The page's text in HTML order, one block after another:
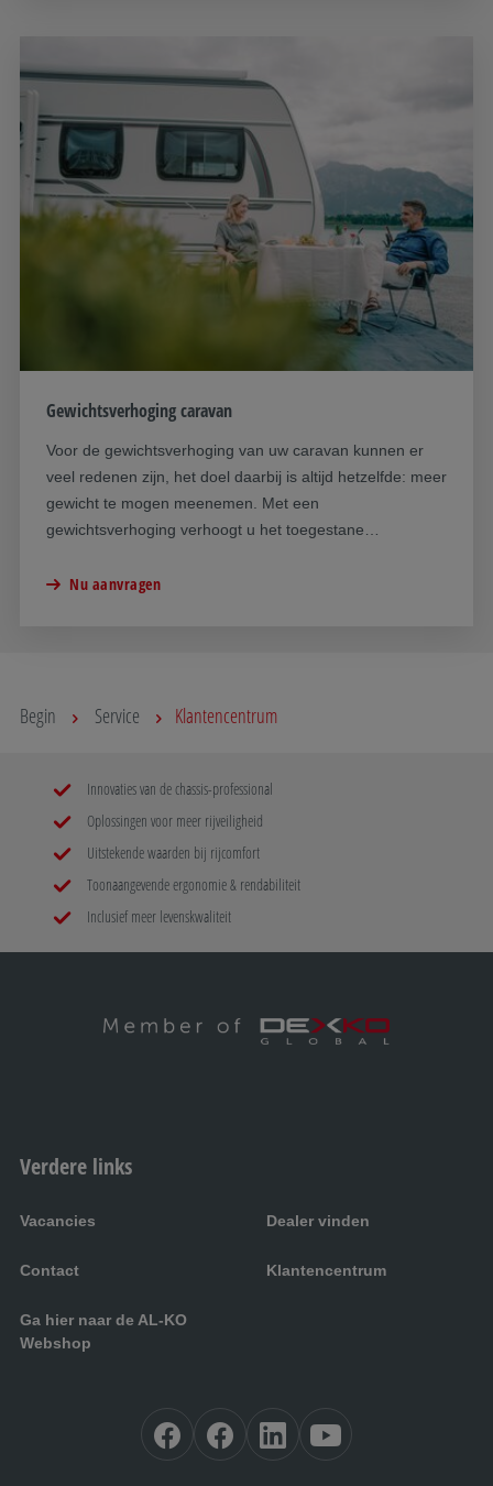
Gewichtsverhoging caravan
Voor de gewichtsverhoging van uw caravan kunnen er
veel redenen zijn, het doel daarbij is altijd hetzelfde: meer
gewicht te mogen meenemen. Met een
gewichtsverhoging verhoogt u het toegestane
Nu aanvragen
Begin Service Klantencentrum
Innovaties van de chassis-professional
Oplossingen voor meer rijveiligheid
Uitstekende waarden bij rijcomfort
Toonaangevende ergonomie & rendabiliteit
Inclusief meer levenskwaliteit
Verdere links
Vacancies Dealer vinden
Contact Klantencentrum
Ga hier naar de AL-KO
Webshop